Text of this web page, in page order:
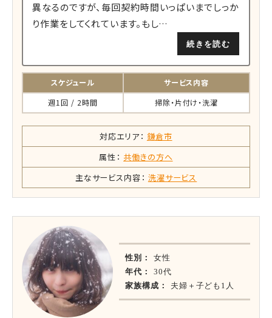
異なるのですが、毎回契約時間いっぱいまでしっか
り作業をしてくれています。もし…
続きを読む
スケジュール
サービス内容
週1回 / 2時間
掃除・片付け・洗濯
対応エリア： 鎌倉市
属性： 共働きの方へ
主なサービス内容： 洗濯サービス
性別：
女性
年代：
30代
家族構成：
夫婦＋子ども1人